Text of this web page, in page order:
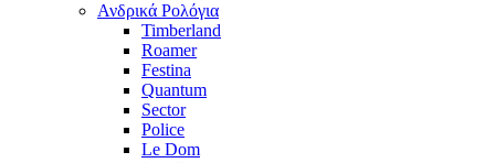
Ανδρικά Ρολόγια
Timberland
Roamer
Festina
Quantum
Sector
Police
Le Dom